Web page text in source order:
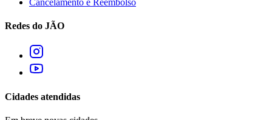
Cancelamento e Reembolso
Redes do JÃO
Cidades atendidas